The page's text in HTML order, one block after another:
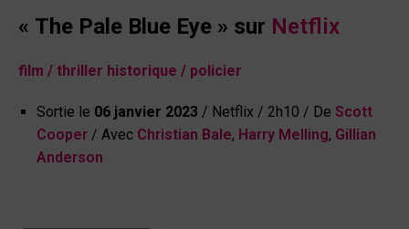
« The Pale Blue Eye » sur Netflix
film / thriller historique / policier
Sortie le 06 janvier 2023 / Netflix / 2h10 / De Scott
Cooper / Avec Christian Bale, Harry Melling, Gillian
Anderson